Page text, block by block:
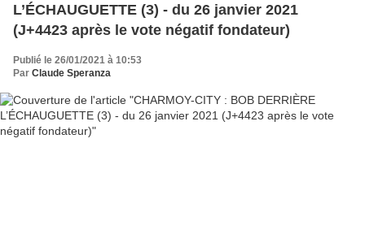
L’ÉCHAUGUETTE (3) - du 26 janvier 2021
(J+4423 après le vote négatif fondateur)
Publié le 26/01/2021 à 10:53
Par Claude Speranza